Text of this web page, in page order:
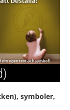
symboler,